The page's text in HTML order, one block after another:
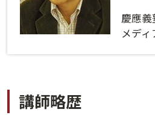
プライバシーポリシーに同意の上
慶應義
メデ
講師略歴
資料請求